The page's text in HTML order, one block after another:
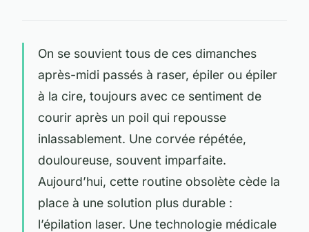
On se souvient tous de ces dimanches
après-midi passés à raser, épiler ou épiler
à la cire, toujours avec ce sentiment de
courir après un poil qui repousse
inlassablement. Une corvée répétée,
douloureuse, souvent imparfaite.
Aujourd’hui, cette routine obsolète cède la
place à une solution plus durable :
l’épilation laser. Une technologie médicale